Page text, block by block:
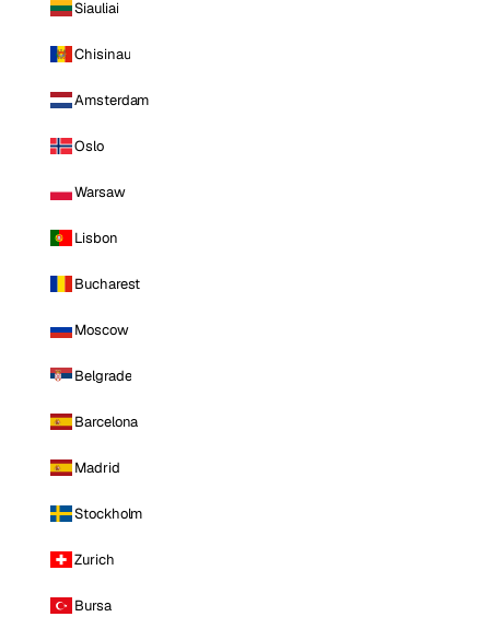
Siauliai
Chisinau
Amsterdam
Oslo
Warsaw
Lisbon
Bucharest
Moscow
Belgrade
Barcelona
Madrid
Stockholm
Zurich
Bursa